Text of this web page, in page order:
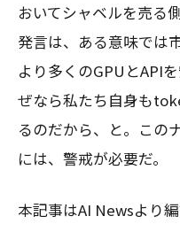
おいてシャベルを売る
発言は、ある意味で
より多くのGPUとAPI
ぜなら私たち自身も
るのだから、と。この
には、警戒が必要だ。
本記事はAI Newsより